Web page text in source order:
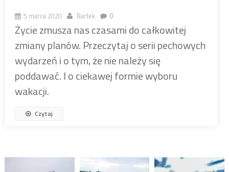
5 marca 2020 Bartek 0
Życie zmusza nas czasami do całkowitej
zmiany planów. Przeczytaj o serii pechowych
wydarzeń i o tym, że nie należy się
poddawać. I o ciekawej formie wyboru
wakacji.
Czytaj